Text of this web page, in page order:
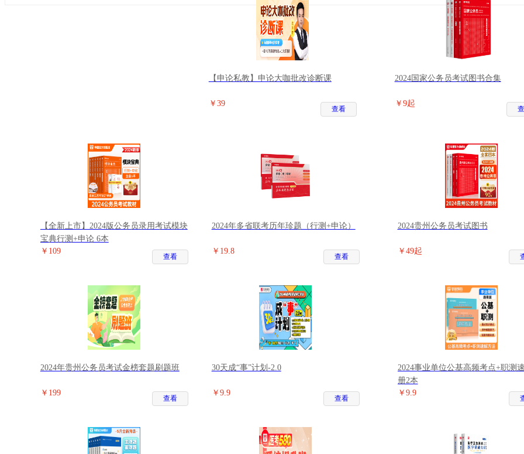
【申论私教】申论大咖批改诊断课
￥39
查看
2024国家公务员考试图书合集
￥9起
【全新上市】2024版公务员录用考试模块
宝典行测+申论 6本
￥109
查看
2024年多省联考历年珍题（行测+申论）
￥19.8
查看
2024贵州公务员考试图书
￥49起
2024年贵州公务员考试金榜套题刷题班
￥199
查看
30天成“事”计划-2.0
￥9.9
查看
2024事业单位公基高频考点+职测
册2本
￥9.9